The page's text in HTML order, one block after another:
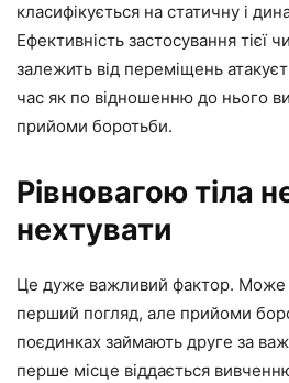
класифікується на статичну і
Ефективність застосування тієї
залежить від переміщень
час як по відношенню до нього
прийоми боротьби.
Рівновагою тіла
нехтувати
Це дуже важливий фактор. Може
перший погляд, але прийоми
поєдинках займають друге за
перше місце віддається